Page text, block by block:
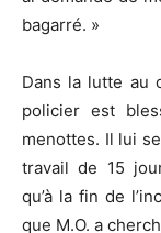
bagarré. »
Dans la lutte au
policier est
menottes. Il lui
travail de 15
qu’à la fin de
que M.O. a